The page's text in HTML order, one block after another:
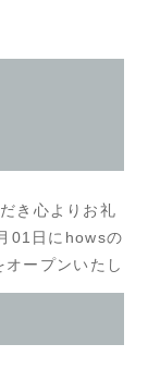
き心よりお礼
01日にhowsの
ープンいたし
どの...